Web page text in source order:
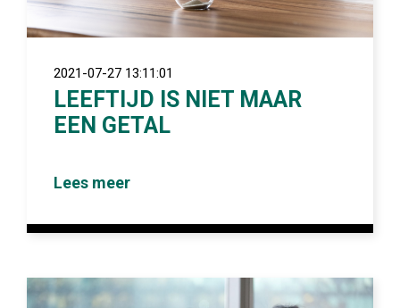
2021-07-27 13:11:01
LEEFTIJD IS NIET MAAR
EEN GETAL
Lees meer